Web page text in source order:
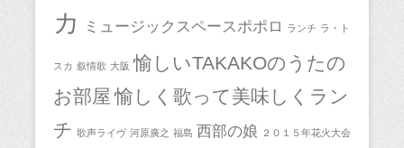
カ
ミュージックスペースポポロ ランチ ラ・ト
スカ 叙情歌 大阪 愉しいTAKAKOのうたの
お部屋 愉しく歌って美味しくラン
チ 歌声ライヴ 河原廣之 福島 西部の娘 ２０１５年花火大会